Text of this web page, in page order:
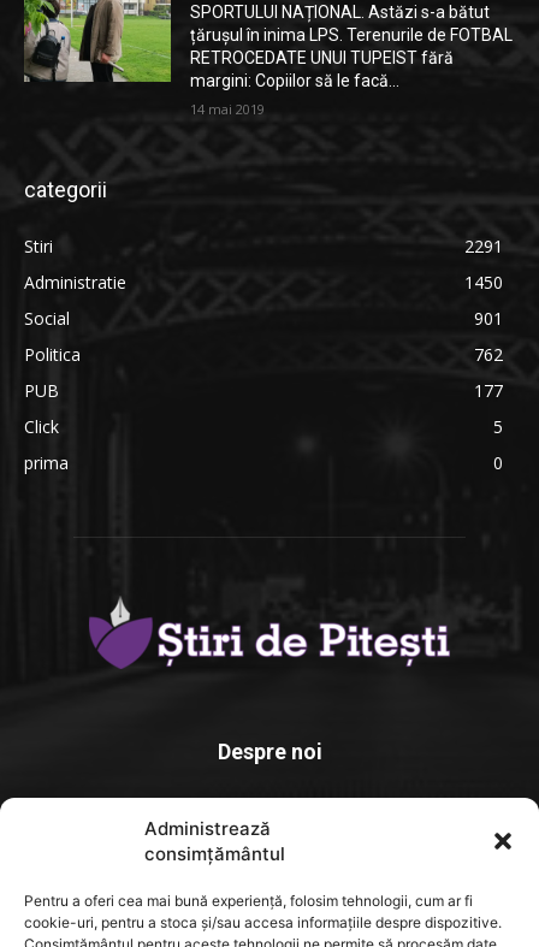
Administrează
consimțământul
Pentru a oferi cea mai bună experiență, folosim tehnologii, cum ar fi
cookie-uri, pentru a stoca și/sau accesa informațiile despre dispozitive.
SPORTULUI NAȚIONAL. Astăzi s-a bătut
țărușul în inima LPS. Terenurile de FOTBAL
RETROCEDATE UNUI TUPEIST fără
margini: Copiilor să le facă...
14 mai 2019
categorii
Stiri
2291
Administratie
1450
Social
901
Politica
762
PUB
177
Click
5
prima
0
Despre noi
locale, un spațiu unde informația relevantă. actuală și verificată
ajunge rapid la cititori
Contact us: contact@yoursite.com